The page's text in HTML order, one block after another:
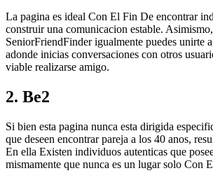
La pagina es ideal Con El Fin De encontrar
construir una comunicacion estable.
SeniorFriendFinder igualmente puedes unirte
adonde inicias conversaciones con otros
viable realizarse amigo.
2. Be2
Si bien esta pagina nunca esta dirigida
que deseen encontrar pareja a los 40 anos,
En ella Existen individuos autenticas que
mismamente que nunca es un lugar solo Con